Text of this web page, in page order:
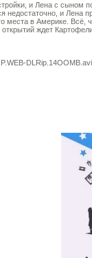
и Лена с
недостаточно, и
места в Америке.
ждет